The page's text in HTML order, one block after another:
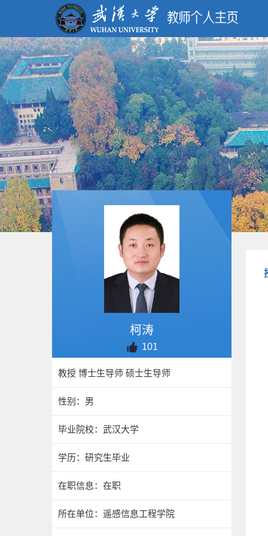
柯涛
101
教授 博士生导师 硕士生导师
性别：男
毕业院校：武汉大学
学历：研究生毕业
在职信息：在职
所在单位：遥感信息工程学院